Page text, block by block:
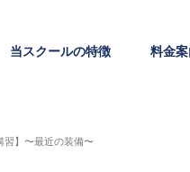
当スクールの特徴 料金
習】〜最近の装備〜